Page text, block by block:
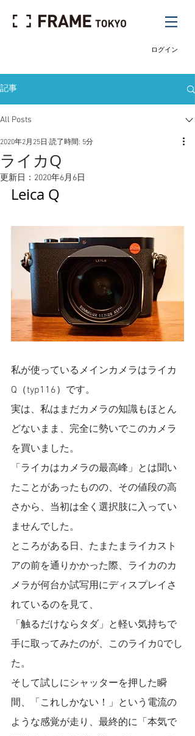
ログイン
記事
All Posts
ライカQ
2020年2月25日 読了時間: 5分
更新日： 2020年6月6日
Leica Q
私が使っているメインカメラはライカ
Q（typ116）です。
実は、私はまだカメラの知識もほとん
どないまま、完全に勢いでこのカメラ
を買いました。
「ライカはカメラの最高峰」とは聞い
たことがあったものの、その値段の高
さから、当初は全く選択肢に入ってい
ませんでした。
ところがある日、たまたまライカスト
アの前を通りかかった際、ライカのカ
メラが何台か試写用にディスプレイさ
れているのを見て、
「触るだけならタダ」と軽い気持ちで
手に取ってみたのが、このライカQでし
た。
そして試しにシャッターを押した瞬
間、「これしかない！」という電流の
ような感覚が走り、最終的に「本気で